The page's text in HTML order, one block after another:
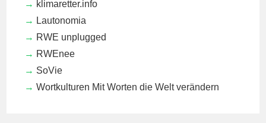
klimaretter.info
Lautonomia
RWE unplugged
RWEnee
SoVie
Wortkulturen Mit Worten die Welt verändern